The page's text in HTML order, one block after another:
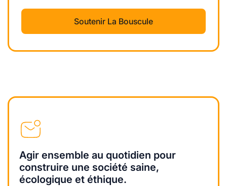
Soutenir La Bouscule
Agir ensemble au quotidien pour
construire une société saine,
écologique et éthique.